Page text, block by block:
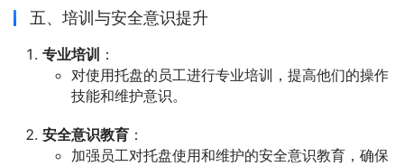
五、培训与安全意识提升
专业培训 ：
对使用托盘的员工进行专业培训，提高他们的操作
技能和维护意识。
安全意识教育 ：
加强员工对托盘使用和维护的安全意识教育，确保